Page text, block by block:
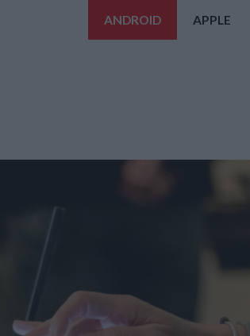
ANDROID APPLE